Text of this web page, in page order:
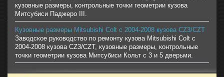
кузовные размеры, контрольные точки геометрии кузова
Митсубиси Паджеро III.
Кузовные размеры Mitsubishi Colt с 2004-2008 кузова CZ3/CZT
Заводское руководство по ремонту кузова Mitsubishi Colt с
2004-2008 кузова CZ3/CZT, кузовные размеры, контрольные
точки геометрии кузова Митсубиси Кольт с 3 и 5 дверьми.